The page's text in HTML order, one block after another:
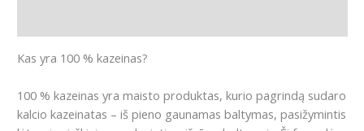
Kas yra 100 % kazeinas?
100 % kazeinas yra maisto produktas, kurio pagrindą sudaro
kalcio kazeinatas – iš pieno gaunamas baltymas, pasižymintis